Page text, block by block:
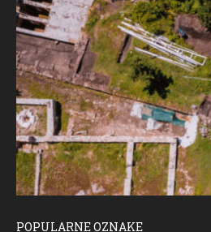
POPULARNE OZNAKE